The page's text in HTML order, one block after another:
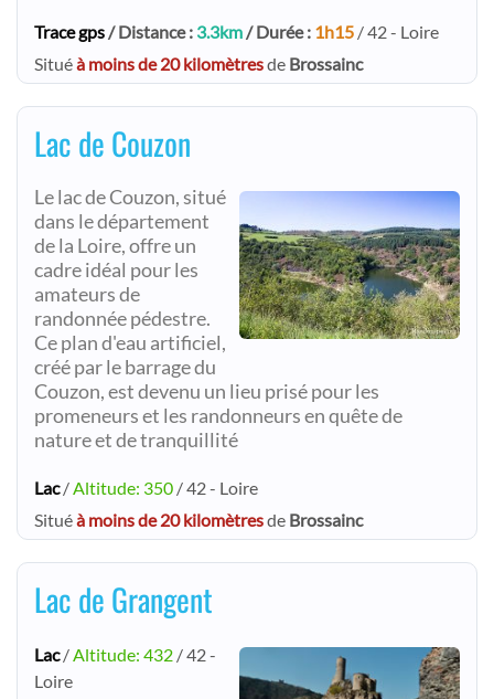
Trace gps/ Distance : 3.3km/ Durée : 1h15 / 42 - Loire
Situéà moins de 20 kilomètresde Brossainc
Lac de Couzon
Le lac de Couzon, situé
dans le département
de la Loire, offre un
cadre idéal pour les
amateurs de
randonnée pédestre.
Ce plan d'eau artificiel,
créé par le barrage du
Couzon, est devenu un lieu prisé pour les
promeneurs et les randonneurs en quête de
nature et de tranquillité
Lac/Altitude: 350 / 42 - Loire
Situéà moins de 20 kilomètresde Brossainc
Lac de Grangent
Lac/Altitude: 432 / 42 -
Loire